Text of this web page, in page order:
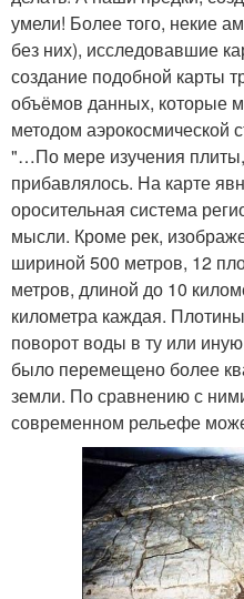
умели! Более того, некие
без них), исследовавшие
создание подобной карты
объёмов данных, которые
методом аэрокосмической
"…По мере изучения плиты,
прибавлялось. На карте
оросительная система
мысли. Кроме рек,
шириной 500 метров, 12
метров, длиной до 10
километра каждая.
поворот воды в ту или
было перемещено более
земли. По сравнению с
современном рельефе